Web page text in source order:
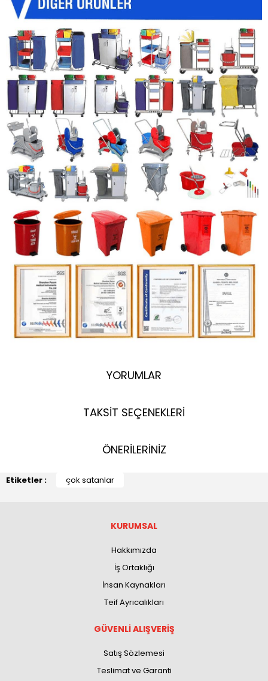
YORUMLAR
TAKSİT SEÇENEKLERİ
ÖNERİLERİNİZ
Etiketler : çok satanlar
KURUMSAL
Hakkımızda
İş Ortaklığı
İnsan Kaynakları
Teif Ayrıcalıkları
GÜVENLİ ALIŞVERİŞ
Satış Sözlemesi
Teslimat ve Garanti